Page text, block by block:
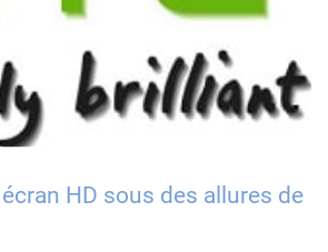
HD sous des allures de